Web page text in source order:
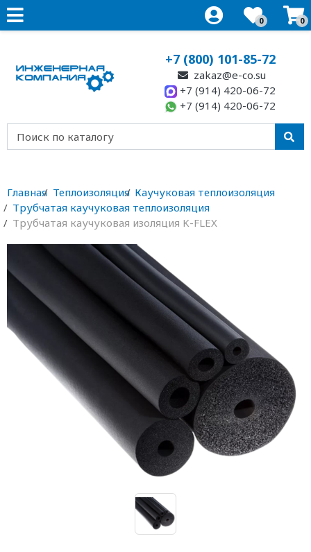
0 0
+7 (800) 101-85-72
zakaz@e-co.su
+7 (914) 420-06-72
+7 (914) 420-06-72
Главная Теплоизоляция Каучуковая теплоизоляция
Трубчатая каучуковая теплоизоляция
Трубчатая каучуковая изоляция K-FLEX